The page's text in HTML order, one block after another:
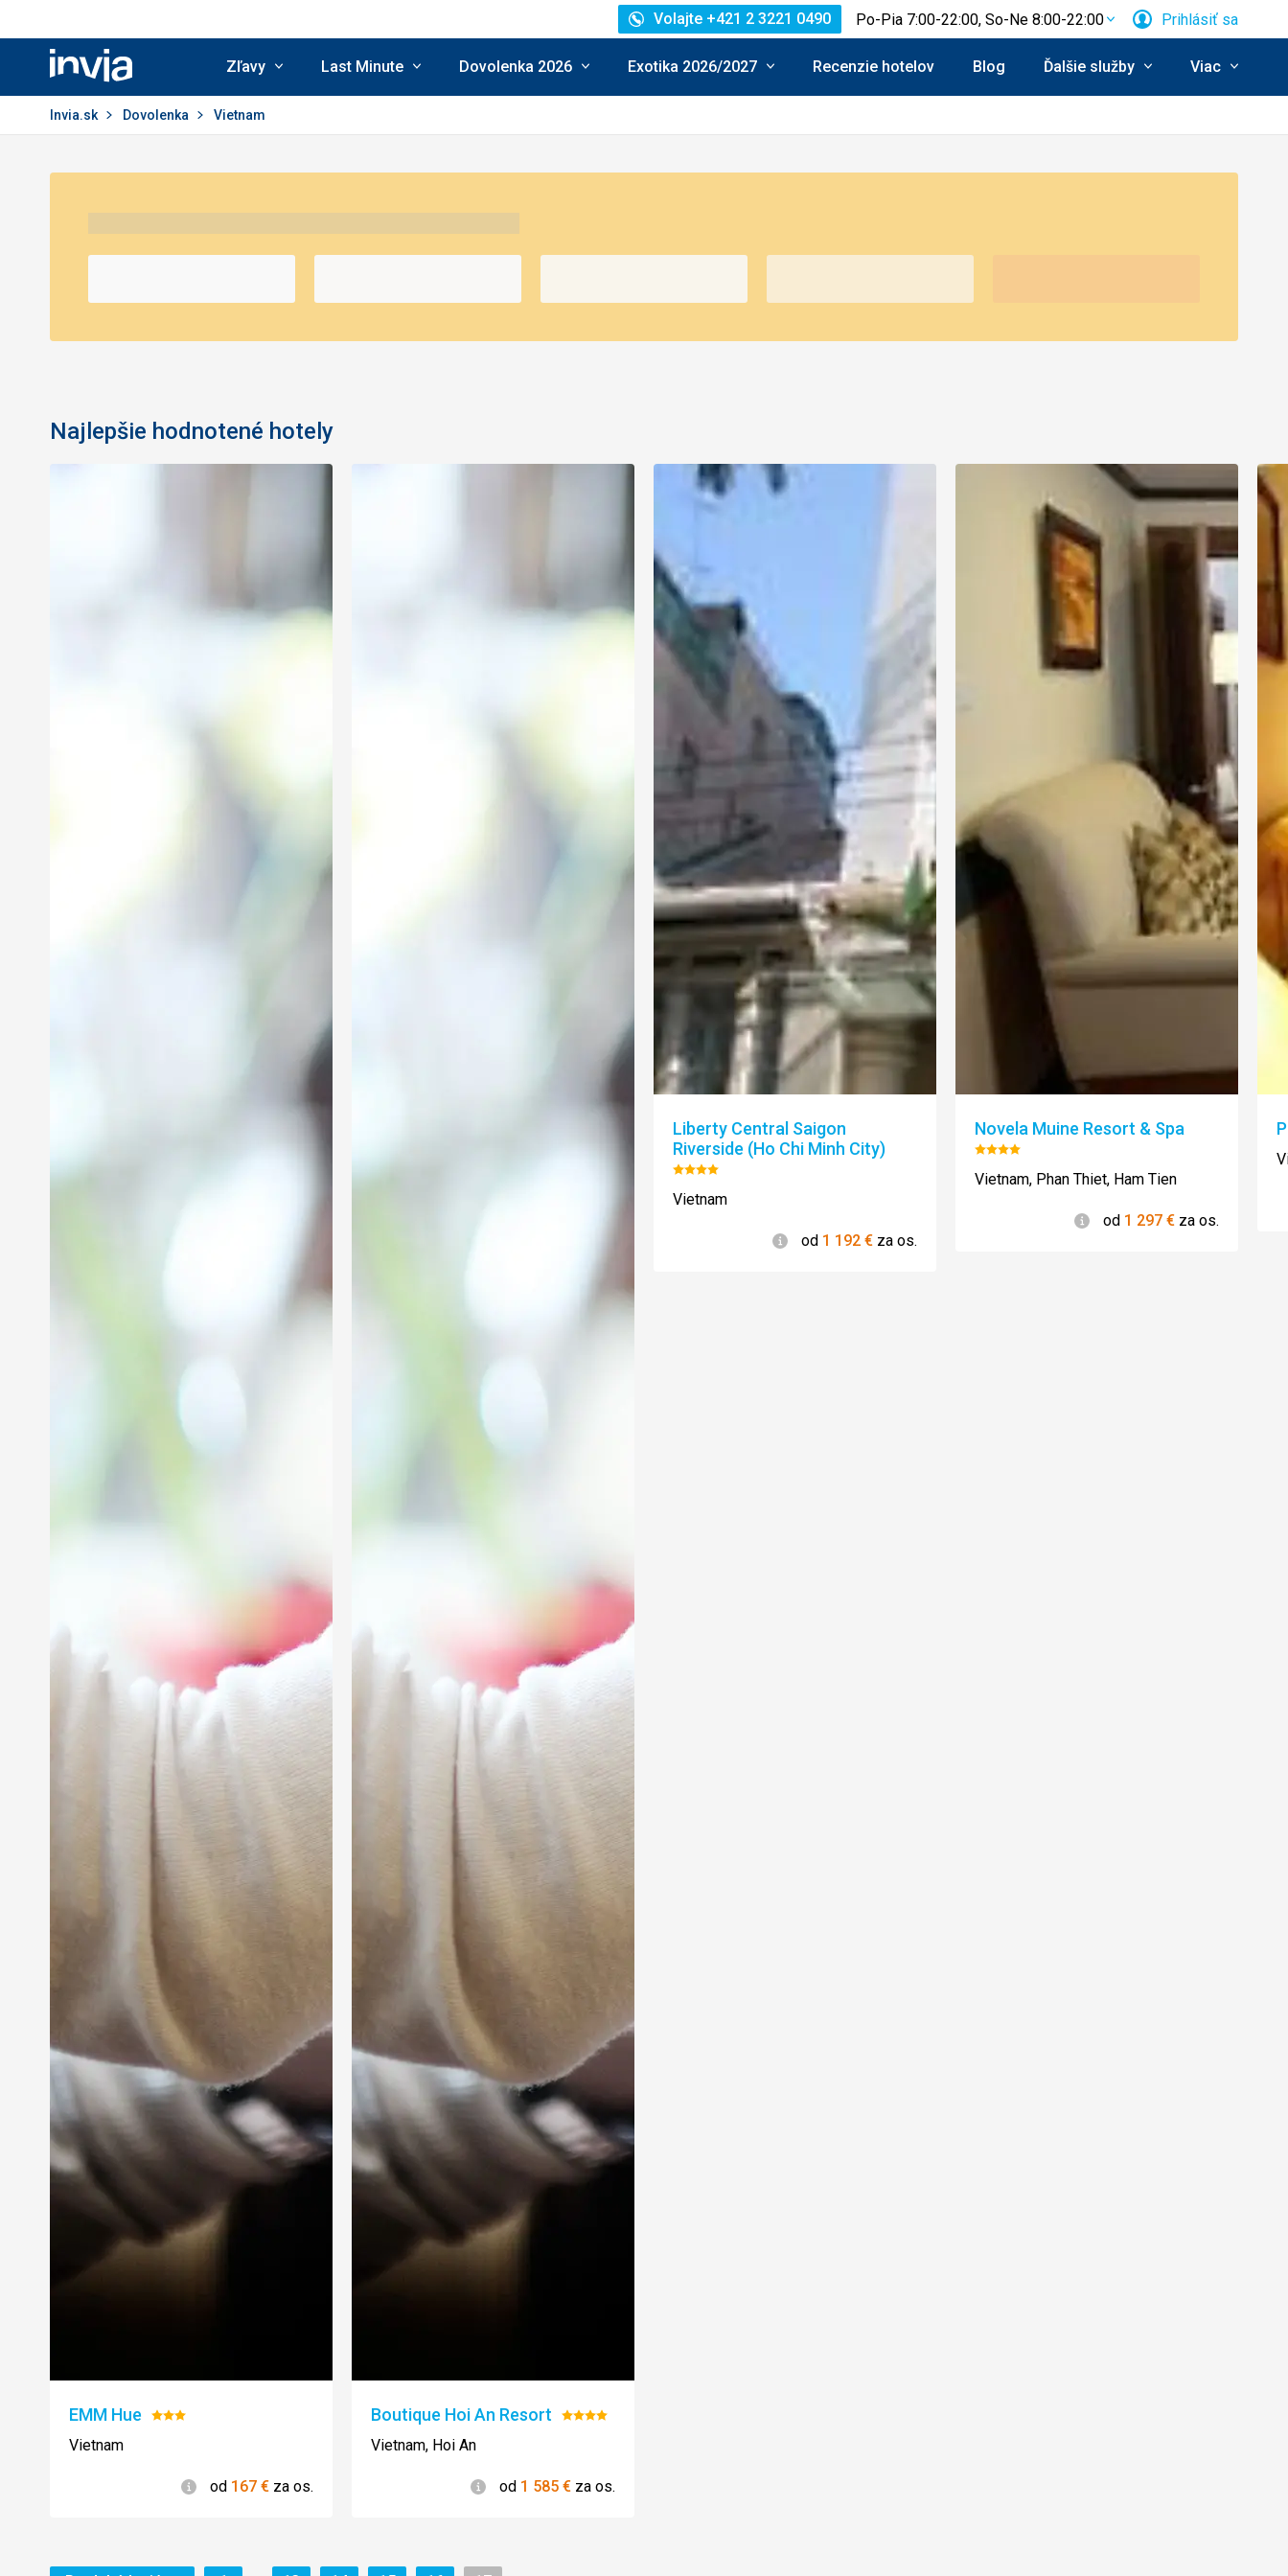
Invia.sk
Volajte +421 2 3221 0490 Po-Pia 7:00-22:00, So-Ne 8:00-22:00 Prihlásiť sa
Zľavy Last Minute Dovolenka 2026 Exotika 2026/2027 Recenzie hotelov Blog Ďalšie služby Viac
Invia.sk Dovolenka Vietnam
Najlepšie hodnotené hotely
EMM Hue Hodnotenie:
Vietnam
Informácie
od 167 € za os.
Boutique Hoi An Resort Hodnotenie:
Vietnam, Hoi An
Informácie
od 1 585 € za os.
Liberty Central Saigon
Riverside (Ho Chi Minh City)
Hodnotenie:
4/5
Vietnam
Informácie
od 1 192 € za os.
Novela Muine Resort & Spa
Hodnotenie:
4/5
Vietnam, Phan Thiet, Ham Tien
Informácie
od 1 297 € za os.